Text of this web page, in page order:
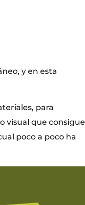
y en esta
para
visual que consigue
poco a poco ha